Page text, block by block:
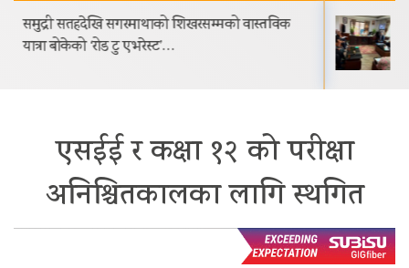
भक्तपुरको मध्यपुरबासीलाई साउनभित्रै स्थायी जग्गाधनी
पुर्जा वितरण गरिने
एसईई र कक्षा १२ को परीक्षा
अनिश्चितकालका लागि स्थगित